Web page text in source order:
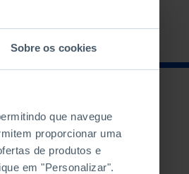
Sobre os cookies
que navegue
proporcionar uma
de produtos e
em "Personalizar".